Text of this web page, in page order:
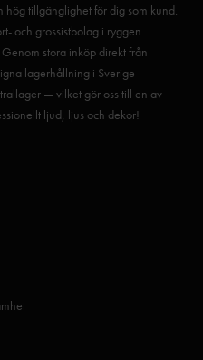
hög tillgänglighet för dig som kund.
och grossistbolag i ryggen
stora inköp direkt från
lagerhållning i Sverige
— vilket gör oss till en av
ljud, ljus och dekor!